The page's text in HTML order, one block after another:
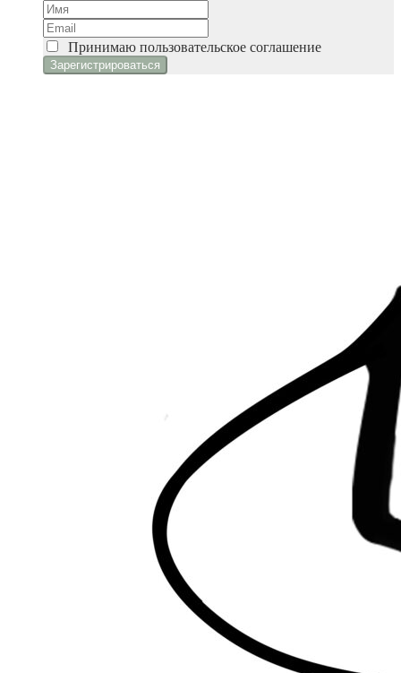
Принимаю пользовательское соглашение